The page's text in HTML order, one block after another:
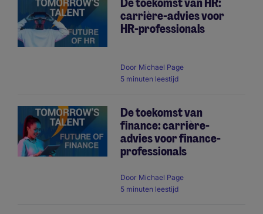
De toekomst van HR:
carrière-advies voor
HR-professionals
Door Michael Page
5 minuten leestijd
De toekomst van
finance: carrière-
advies voor finance-
professionals
Door Michael Page
5 minuten leestijd